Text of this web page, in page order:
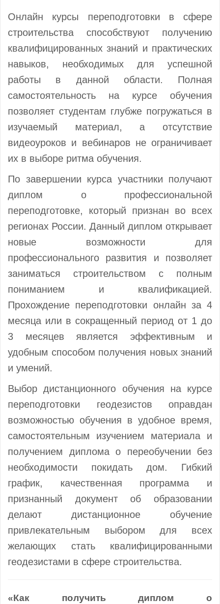
Онлайн курсы переподготовки в сфере
строительства способствуют получению
квалифицированных знаний и практических
навыков, необходимых для успешной
работы в данной области. Полная
самостоятельность на курсе обучения
позволяет студентам глубже погружаться в
изучаемый материал, а отсутствие
видеоуроков и вебинаров не ограничивает
их в выборе ритма обучения.
По завершении курса участники получают
диплом о профессиональной
переподготовке, который признан во всех
регионах России. Данный диплом открывает
новые возможности для
профессионального развития и позволяет
заниматься строительством с полным
пониманием и квалификацией.
Прохождение переподготовки онлайн за 4
месяца или в сокращенный период от 1 до
3 месяцев является эффективным и
удобным способом получения новых знаний
и умений.
Выбор дистанционного обучения на курсе
переподготовки геодезистов оправдан
возможностью обучения в удобное время,
самостоятельным изучением материала и
получением диплома о переобучении без
необходимости покидать дом. Гибкий
график, качественная программа и
признанный документ об образовании
делают дистанционное обучение
привлекательным выбором для всех
желающих стать квалифицированными
геодезистами в сфере строительства.
«Как получить диплом о